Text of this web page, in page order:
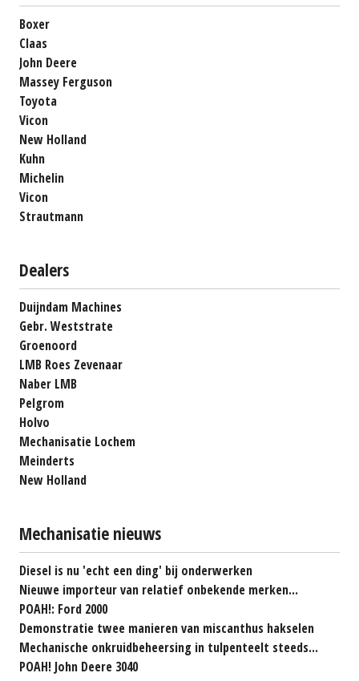
Boxer
Claas
John Deere
Massey Ferguson
Toyota
Vicon
New Holland
Kuhn
Michelin
Vicon
Strautmann
Dealers
Duijndam Machines
Gebr. Weststrate
Groenoord
LMB Roes Zevenaar
Naber LMB
Pelgrom
Holvo
Mechanisatie Lochem
Meinderts
New Holland
Mechanisatie nieuws
Diesel is nu 'echt een ding' bij onderwerken
Nieuwe importeur van relatief onbekende merken...
POAH!: Ford 2000
Demonstratie twee manieren van miscanthus hakselen
Mechanische onkruidbeheersing in tulpenteelt steeds...
POAH! John Deere 3040